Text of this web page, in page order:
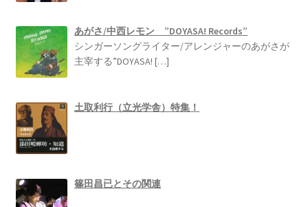
あがさ/中西レモン ”DOYASA! Records”
シンガーソングライター/アレンジャーのあがさが
主宰する”DOYASA![…]
土取利行（立光学舎）特集！
篠田昌已とその関連